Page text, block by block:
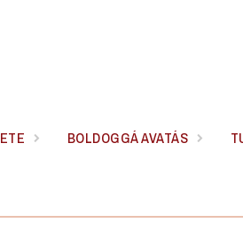
BOLDOGGÁ AVATÁS